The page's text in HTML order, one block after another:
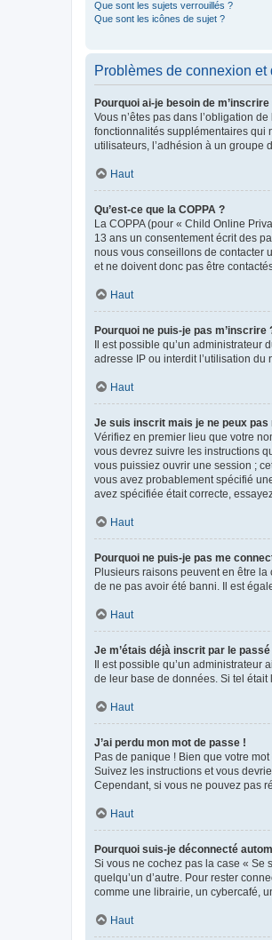
Que sont les sujets verrouillés ?
Que sont les icônes de sujet ?
Problèmes de connexion et
Pourquoi ai-je besoin de m’inscrire
Vous n’êtes pas dans l’obligation
fonctionnalités supplémentaires qui
utilisateurs, l’adhésion à un groupe
Haut
Qu’est-ce que la COPPA ?
La COPPA (pour « Child Online
13 ans un consentement écrit des
nous vous conseillons de contacter
et ne doivent donc pas être
Haut
Pourquoi ne puis-je pas m’inscrire
Il est possible qu’un administrateur
adresse IP ou interdit l’utilisation du
Haut
Je suis inscrit mais je ne peux pas
Vérifiez en premier lieu que votre
vous devrez suivre les instructions
vous puissiez ouvrir une session ;
vous avez probablement spécifié
avez spécifiée était correcte,
Haut
Pourquoi ne puis-je pas me
Plusieurs raisons peuvent en être la
de ne pas avoir été banni. Il est
Haut
Je m’étais déjà inscrit par le
Il est possible qu’un administrateur
de leur base de données. Si tel
Haut
J’ai perdu mon mot de passe !
Pas de panique ! Bien que votre
Suivez les instructions et vous
Cependant, si vous ne pouvez pas
Haut
Pourquoi suis-je déconnecté
Si vous ne cochez pas la case « Se
quelqu’un d’autre. Pour rester
comme une librairie, un cybercafé,
Haut